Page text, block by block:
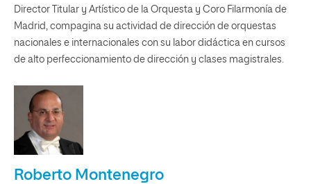
Director Titular y Artístico de la Orquesta y Coro Filarmonía de
Madrid, compagina su actividad de dirección de orquestas
nacionales e internacionales con su labor didáctica en cursos
de alto perfeccionamiento de dirección y clases magistrales.
Roberto Montenegro